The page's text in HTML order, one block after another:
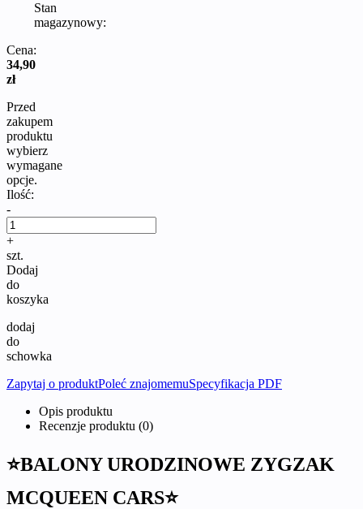
Stan
magazynowy:
Cena:
34,90
zł
Przed
zakupem
produktu
wybierz
wymagane
opcje.
Ilość:
-
+
szt.
Dodaj
do
koszyka
dodaj
do
schowka
Zapytaj o produktPoleć znajomemuSpecyfikacja PDF
Opis produktu
Recenzje produktu (0)
⭐BALONY URODZINOWE ZYGZAK
MCQUEEN CARS⭐